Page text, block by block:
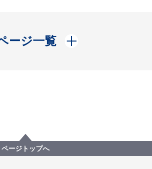
ージ一覧
開く
ページトップへ